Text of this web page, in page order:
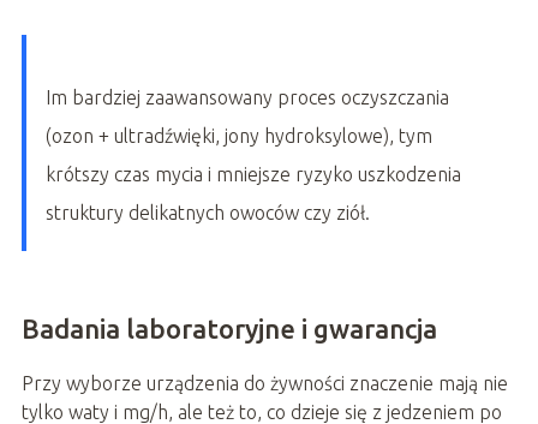
Im bardziej zaawansowany proces oczyszczania
(ozon + ultradźwięki, jony hydroksylowe), tym
krótszy czas mycia i mniejsze ryzyko uszkodzenia
struktury delikatnych owoców czy ziół.
Badania laboratoryjne i gwarancja
Przy wyborze urządzenia do żywności znaczenie mają nie
tylko waty i mg/h, ale też to, co dzieje się z jedzeniem po